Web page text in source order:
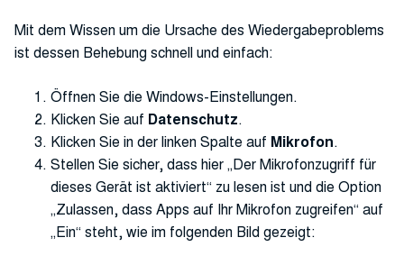
Mit dem Wissen um die Ursache des Wiedergabeproblems
ist dessen Behebung schnell und einfach:
Öffnen Sie die Windows-Einstellungen.
Klicken Sie auf Datenschutz.
Klicken Sie in der linken Spalte auf Mikrofon.
Stellen Sie sicher, dass hier „Der Mikrofonzugriff für
dieses Gerät ist aktiviert“ zu lesen ist und die Option
„Zulassen, dass Apps auf Ihr Mikrofon zugreifen“ auf
„Ein“ steht, wie im folgenden Bild gezeigt: